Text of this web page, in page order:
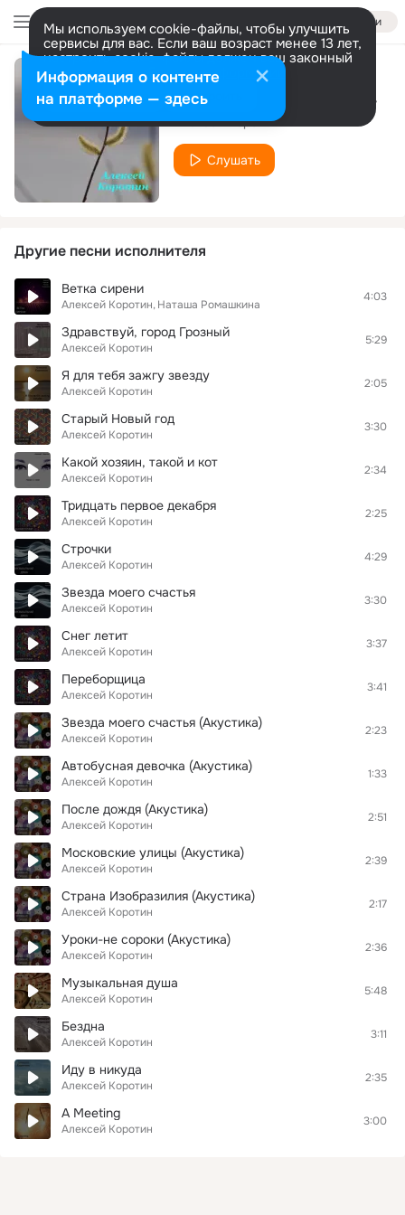
Войти
Мы используем cookie-файлы, чтобы улучшить
сервисы для вас. Если ваш возраст менее 13 лет,
настроить cookie-файлы должен ваш законный
представитель. Больше информации
Разрешить все Настроить Апрель (Под гитару)
Алексей Коротин
Слушать
Другие песни исполнителя
Ветка сирени
Алексей Коротин Наташа Ромашкина
4:03
Здравствуй, город Грозный
Алексей Коротин
5:29
Я для тебя зажгу звезду
Алексей Коротин
2:05
Старый Новый год
Алексей Коротин
3:30
Какой хозяин, такой и кот
Алексей Коротин
2:34
Тридцать первое декабря
Алексей Коротин
2:25
Строчки
Алексей Коротин
4:29
Звезда моего счастья
Алексей Коротин
3:30
Снег летит
Алексей Коротин
3:37
Переборщица
Алексей Коротин
3:41
Звезда моего счастья (Акустика)
Алексей Коротин
2:23
Автобусная девочка (Акустика)
Алексей Коротин
1:33
После дождя (Акустика)
Алексей Коротин
2:51
Московские улицы (Акустика)
Алексей Коротин
2:39
Страна Изобразилия (Акустика)
Алексей Коротин
2:17
Уроки-не сороки (Акустика)
Алексей Коротин
2:36
Музыкальная душа
Алексей Коротин
5:48
Бездна
Алексей Коротин
3:11
Иду в никуда
Алексей Коротин
2:35
A Meeting
Алексей Коротин
3:00
Информация о контенте
на платформе — здесь